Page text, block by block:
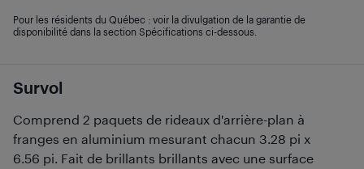
Survol
Comprend 2 paquets de rideaux d'arrière-plan à
franges en aluminium mesurant chacun 3.28 pi x
6.56 pi. Fait de brillants brillants avec une surface
Pour les résidents du Québec : voir la divulgation de la garantie de
disponibilité dans la section Spécifications ci-dessous.